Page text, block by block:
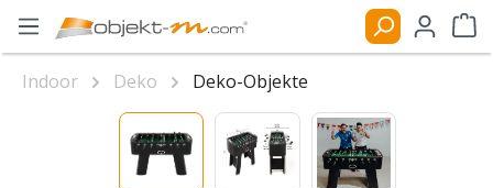
Zum Hauptinhalt springen
Indoor Deko
Deko-Objekte
Bildergalerie überspringen